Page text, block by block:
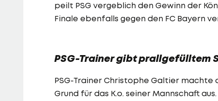
peilt PSG vergeblich den Gewinn der
Finale ebenfalls gegen den FC Bayern
PSG-Trainer gibt prallgefülltem
PSG-Trainer Christophe Galtier machte
Grund für das K.o. seiner Mannschaft